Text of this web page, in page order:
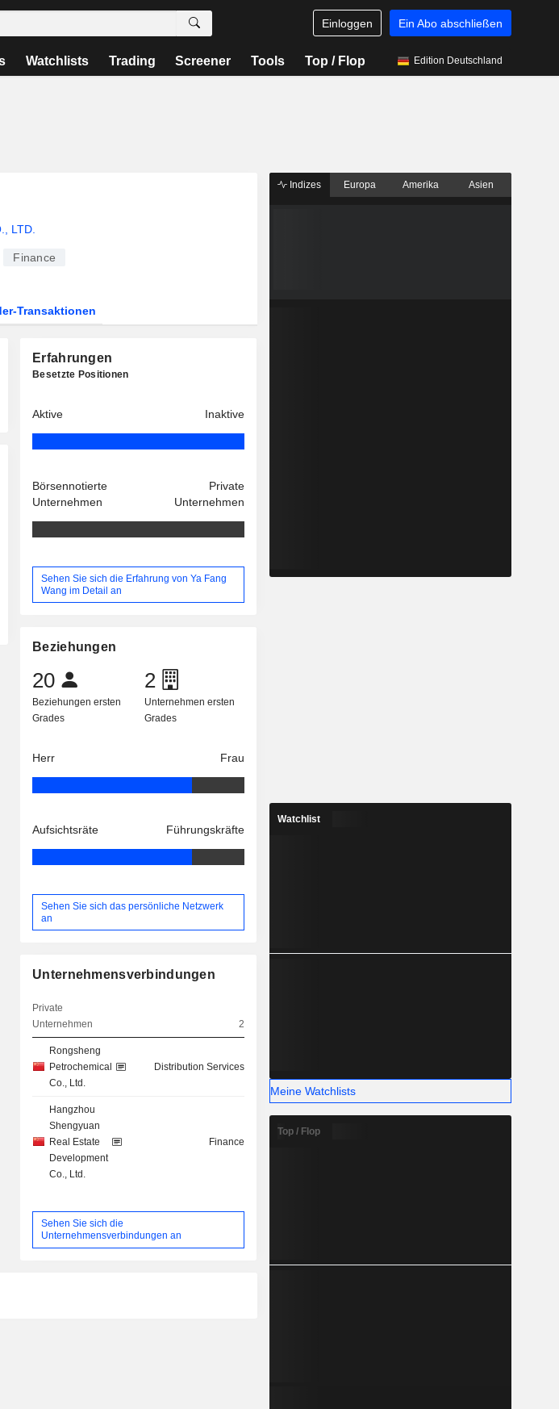
Einloggen Ein Abo abschließen
Watchlists Trading Screener Tools Top / Flop Edition Deutschland
LTD.
Finance
Transaktionen
Erfahrungen
Besetzte Positionen
Aktive Inaktive
Börsennotierte
Unternehmen
Private
Unternehmen
Sehen Sie sich die Erfahrung von Ya Fang
Wang im Detail an
Beziehungen
20
Beziehungen ersten
Grades
2
Unternehmen ersten
Grades
Herr Frau
Aufsichtsräte Führungskräfte
Sehen Sie sich das persönliche Netzwerk
an
Unternehmensverbindungen
Private
Unternehmen
2
Rongsheng
Petrochemical
Co., Ltd.
Distribution Services
Hangzhou
Shengyuan
Real Estate
Development
Co., Ltd.
Finance
Sehen Sie sich die
Unternehmensverbindungen an
Indizes Europa Amerika Asien
Watchlist
Meine Watchlists
Top / Flop